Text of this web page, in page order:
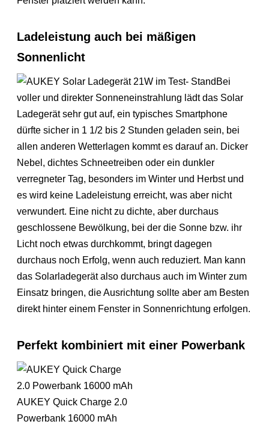
Ladeleistung auch bei mäßigen
Sonnenlicht
Bei
voller und direkter Sonneneinstrahlung lädt das Solar
Ladegerät sehr gut auf, ein typisches Smartphone
dürfte sicher in 1 1/2 bis 2 Stunden geladen sein, bei
allen anderen Wetterlagen kommt es darauf an. Dicker
Nebel, dichtes Schneetreiben oder ein dunkler
verregneter Tag, besonders im Winter und Herbst und
es wird keine Ladeleistung erreicht, was aber nicht
verwundert. Eine nicht zu dichte, aber durchaus
geschlossene Bewölkung, bei der die Sonne bzw. ihr
Licht noch etwas durchkommt, bringt dagegen
durchaus noch Erfolg, wenn auch reduziert. Man kann
das Solarladegerät also durchaus auch im Winter zum
Einsatz bringen, die Ausrichtung sollte aber am Besten
direkt hinter einem Fenster in Sonnenrichtung erfolgen.
Perfekt kombiniert mit einer Powerbank
AUKEY Quick Charge 2.0
Powerbank 16000 mAh